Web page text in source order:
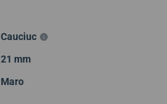
Cauciuc
21 mm
Maro